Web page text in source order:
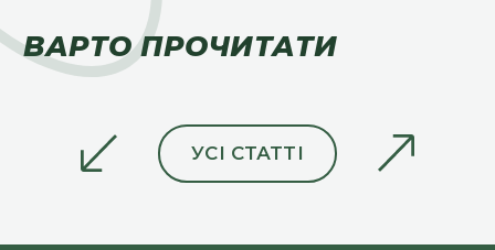
ВАРТО ПРОЧИТАТИ
УСІ СТАТТІ